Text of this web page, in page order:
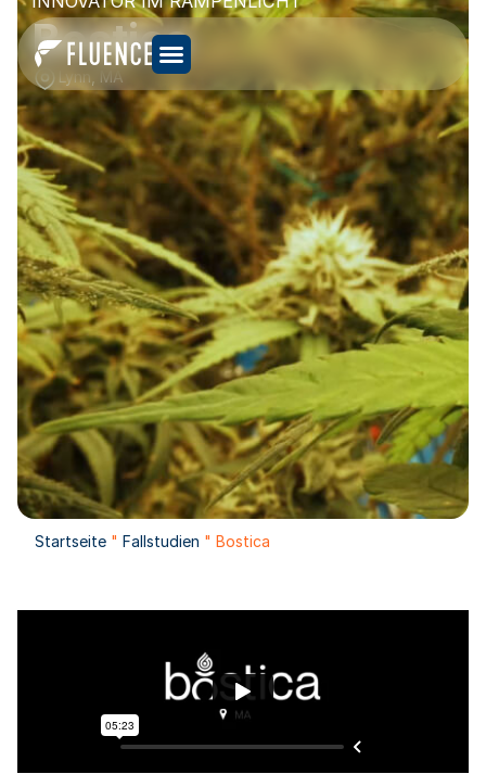
Bostica
Lynn, MA
Startseite " Fallstudien " Bostica